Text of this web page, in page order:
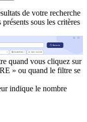
de votre recherche
sous les critères
quand vous cliquez sur
» ou quand le filtre se
indique le nombre